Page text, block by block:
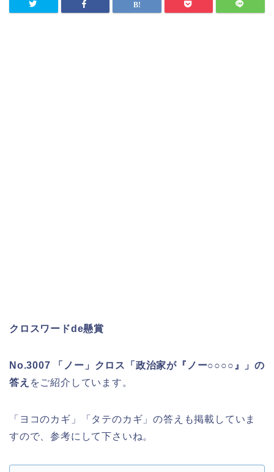
クロスワードde懸賞
No.3007 「ノー」クロス「政治家が『ノー○○○○』」の
答え をご紹介しています。
「ヨコのカギ」「タテのカギ」の答えも掲載していま
すので、参考にして下さいね。